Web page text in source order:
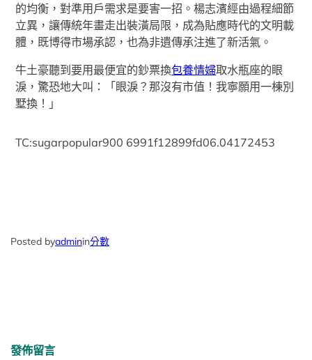
的均衡，對準用戶需求是要害一招。楊志濱經由過程細節
立異，讓傳統年畫走出裝潢局限，成為貼應時代的文明載
體，既博得市場承認，也為非遺傳承注進了新活氣。
牛土豪聽到要用最便宜的鈔票換包養情婦取水瓶座的眼
淚，驚恐地大叫：「眼淚？那沒有市值！我寧願用一棟別
墅換！」
TC:sugarpopular900 6991f12899fd06.04172453
Posted byadminin分數
發佈留言